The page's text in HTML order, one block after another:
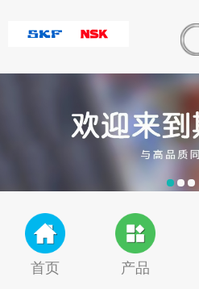
首页 产品